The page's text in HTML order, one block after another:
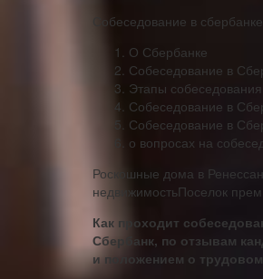
Собеседование в
О Сбербанке
Собеседование в
Этапы
Собеседование в
Собеседование в
о вопросах на
Роскошные дома в
недвижимостьПоселок
Как проходит
Сбербанк, по отзывам
и положением о